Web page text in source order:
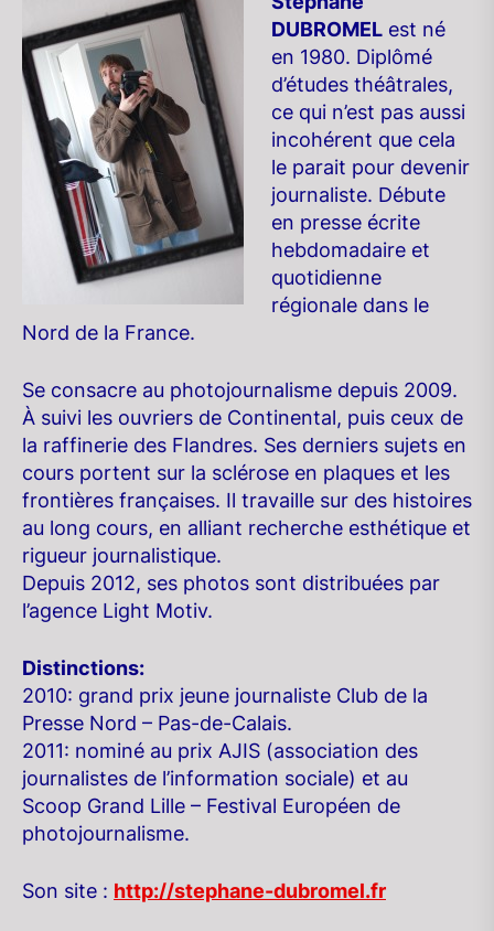
DUBROMEL est né
en 1980. Diplômé
d’études théâtrales,
ce qui n’est pas aussi
incohérent que cela
le parait pour devenir
journaliste. Débute
en presse écrite
hebdomadaire et
quotidienne
régionale dans le
Nord de la France.
Se consacre au photojournalisme depuis 2009.
À suivi les ouvriers de Continental, puis ceux de
la raffinerie des Flandres. Ses derniers sujets en
cours portent sur la sclérose en plaques et les
frontières françaises. Il travaille sur des histoires
au long cours, en alliant recherche esthétique et
rigueur journalistique.
Depuis 2012, ses photos sont distribuées par
l’agence Light Motiv.
Distinctions:
2010: grand prix jeune journaliste Club de la
Presse Nord – Pas-de-Calais.
2011: nominé au prix AJIS (association des
journalistes de l’information sociale) et au
Scoop Grand Lille – Festival Européen de
photojournalisme.
Son site : http://stephane-dubromel.fr